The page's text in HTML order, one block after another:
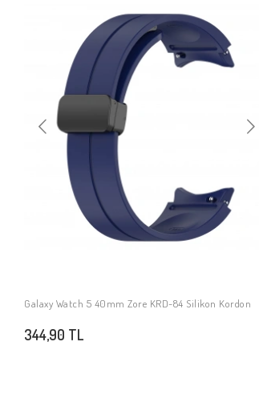
SEPETE EKLE
Galaxy Watch 5 40mm Zore KRD-84 Silikon Kordon
344,90 TL